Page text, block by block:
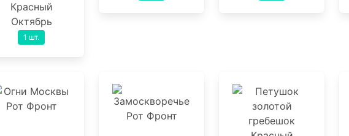
Красный
Октябрь
1 шт.